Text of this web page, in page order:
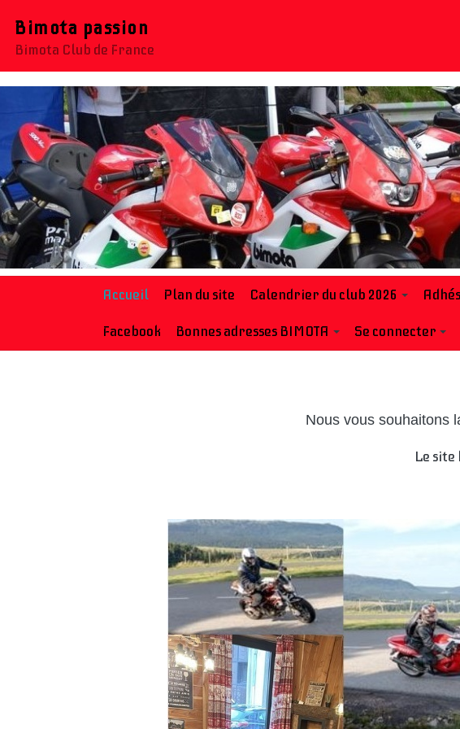
Bimota passion
Bimota Club de France
Accueil Plan du site Calendrier du club 2026
Facebook Bonnes adresses BIMOTA Se connecter
Nous vous souhaitons
Le site